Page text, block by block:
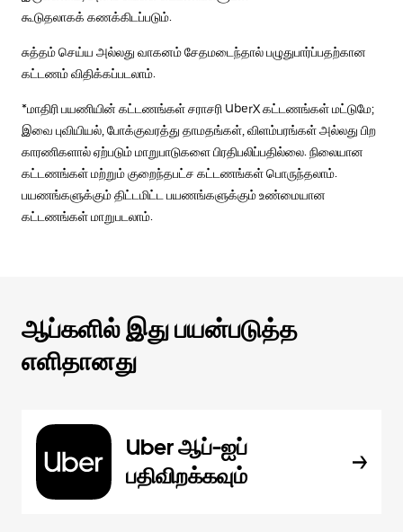
கூடுதலாகக் கணக்கிடப்படும்.
சுத்தம் செய்ய அல்லது வாகனம் சேதமடைந்தால் பழுதுபார்ப்பதற்கான
கட்டணம் விதிக்கப்படலாம்.
*மாதிரி பயணியின் கட்டணங்கள் சராசரி UberX கட்டணங்கள் மட்டுமே;
இவை புவியியல், போக்குவரத்து தாமதங்கள், விளம்பரங்கள் அல்லது பிற
காரணிகளால் ஏற்படும் மாறுபாடுகளை பிரதிபலிப்பதில்லை. நிலையான
கட்டணங்கள் மற்றும் குறைந்தபட்ச கட்டணங்கள் பொருந்தலாம்.
பயணங்களுக்கும் திட்டமிட்ட பயணங்களுக்கும் உண்மையான
கட்டணங்கள் மாறுபடலாம்.
ஆப்களில் இது பயன்படுத்த
எளிதானது
Uber ஆப்-ஐப்
பதிவிறக்கவும்